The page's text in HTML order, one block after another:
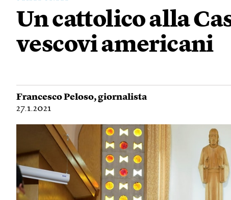
Un cattolico alla
vescovi americani
Francesco Peloso, giornalista
27.1.2021